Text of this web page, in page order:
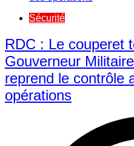
Sécurité
RDC : Le couperet
Gouverneur
reprend le contrôle
opérations